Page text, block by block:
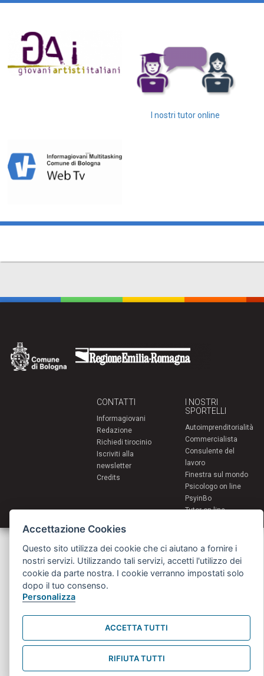
I nostri tutor online
CONTATTI
Informagiovani
Redazione
Richiedi tirocinio
Iscriviti alla
newsletter
Credits
I NOSTRI
SPORTELLI
Autoimprenditorialità
Commercialista
Consulente del
lavoro
Finestra sul mondo
Psicologo on line
PsyinBo
Tutor on line
Comune di Bologna | Piazza Maggiore 6 - 40124 Bologna
giovani@comune.bologna.it
Accettazione Cookies
Questo sito utilizza dei cookie che ci aiutano a fornire i
nostri servizi. Utilizzando tali servizi, accetti l'utilizzo dei
cookie da parte nostra. I cookie verranno impostati solo
dopo il tuo consenso.
Personalizza
ACCETTA TUTTI
RIFIUTA TUTTI